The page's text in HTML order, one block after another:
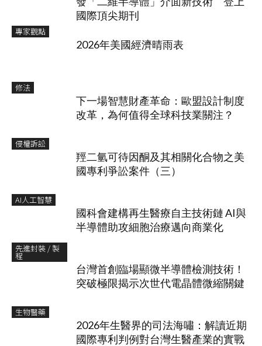
國際頂尖期刊
專家觀點
2026年美國經濟晴雨表
修法
下一場智慧財產革命：歐盟設計制度
改革，為何值得全球科技業關注？
侵權訴訟
羥二氫可待因酮及其相關化合物之美
國專利爭訟案件（三）
AI人工智慧
國科會建構再生醫療自主技術鏈 AI與
半導體助攻細胞治療邁向商業化
先進封裝 / 製
程
台灣首創臨場顯微半導體檢測技術！
突破極限揭示次世代電晶體微縮關鍵
生物醫藥
2026年生醫界的司法海嘯：解讀近期
國際專利判例對台灣生醫產業的實戰